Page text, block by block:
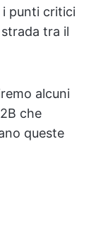
i punti critici
tra il
alcuni
che
queste